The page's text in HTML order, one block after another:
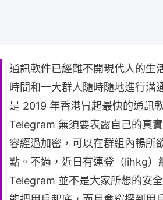
通訊軟件已經離不開現代人的生
時間和一大群人隨時隨地進行溝
是 2019 年香港冒起最快的通訊
Telegram 無須要表露自己的真
容經過加密，可以在群組內暢所
點。不過，近日有連登（lihkg）
Telegram 並不是大家所想的安